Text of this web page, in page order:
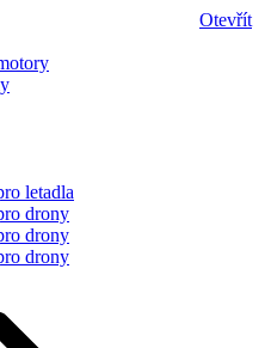
Otevřít
letadla
drony
drony
drony